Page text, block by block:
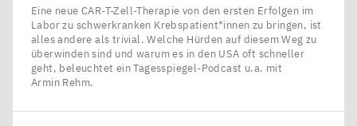
Eine neue CAR-T-Zell-Therapie von den ersten Erfolgen im
Labor zu schwerkranken Krebspatient*innen zu bringen, ist
alles andere als trivial. Welche Hürden auf diesem Weg zu
überwinden sind und warum es in den USA oft schneller
geht, beleuchtet ein Tagesspiegel-Podcast u.a. mit
Armin Rehm.